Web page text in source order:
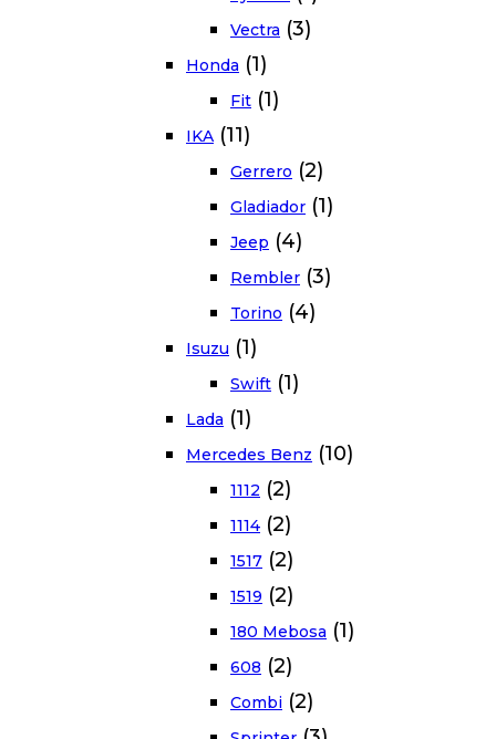
Vectra (3)
Honda (1)
Fit (1)
IKA (11)
Gerrero (2)
Gladiador (1)
Jeep (4)
Rembler (3)
Torino (4)
Isuzu (1)
Swift (1)
Lada (1)
Mercedes Benz (10)
1112 (2)
1114 (2)
1517 (2)
1519 (2)
180 Mebosa (1)
608 (2)
Combi (2)